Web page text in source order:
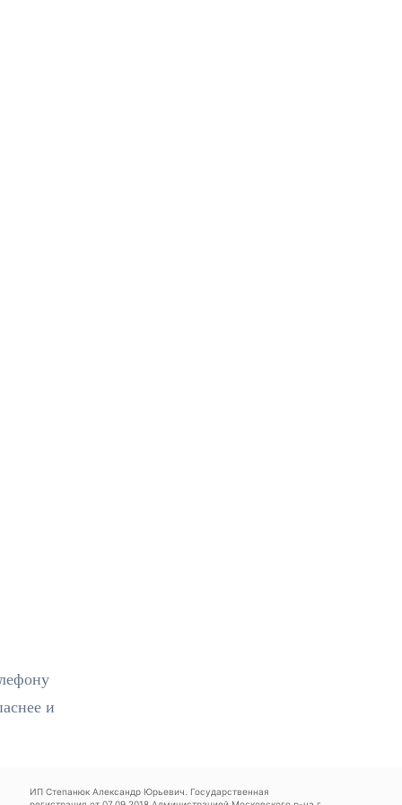
и
ИП Степанюк Александр Юрьевич. Государственная